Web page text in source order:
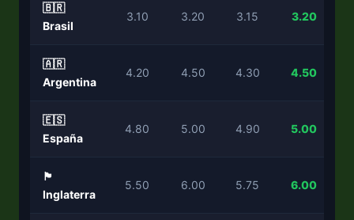
🇧🇷
Brasil
3.10 3.20 3.15 3.20
🇦🇷
Argentina
4.20 4.50 4.30 4.50
🇪🇸
España
4.80 5.00 4.90 5.00
🏴󠁧󠁢󠁥󠁮󠁧󠁿
Inglaterra
5.50 6.00 5.75 6.00